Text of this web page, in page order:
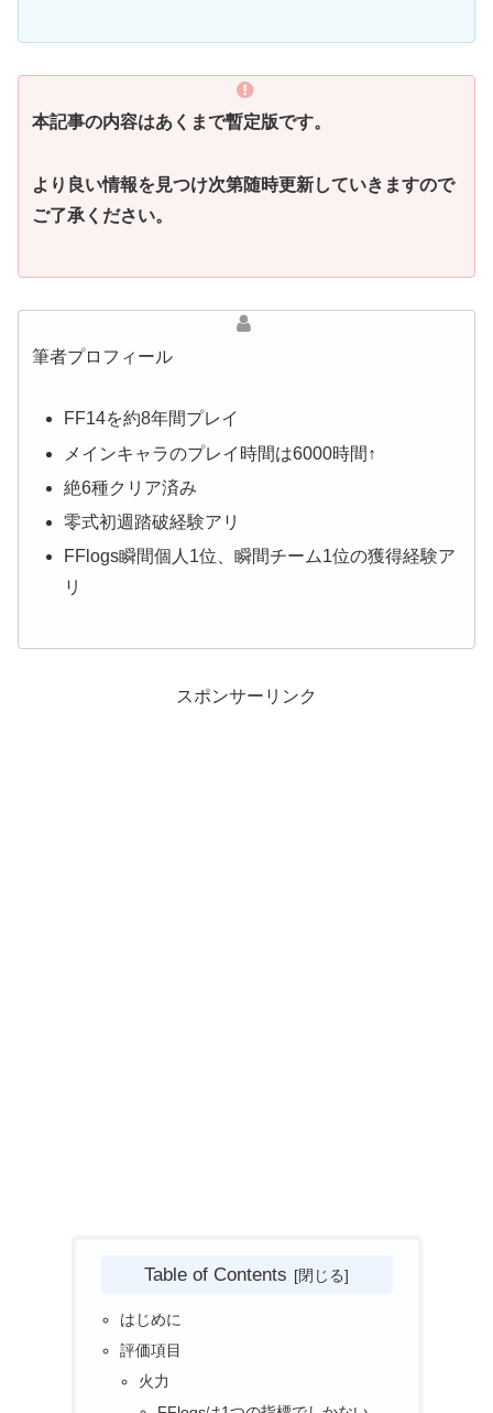
本記事の内容はあくまで暫定版です。
より良い情報を見つけ次第随時更新していきますので
ご了承ください。
筆者プロフィール
FF14を約8年間プレイ
メインキャラのプレイ時間は6000時間↑
絶6種クリア済み
零式初週踏破経験アリ
FFlogs瞬間個人1位、瞬間チーム1位の獲得経験ア
リ
スポンサーリンク
Table of Contents
はじめに
評価項目
火力